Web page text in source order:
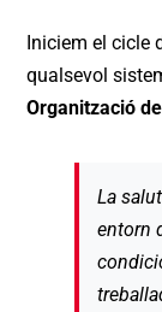
Iniciem el cicle
qualsevol
Organització
La
entorn